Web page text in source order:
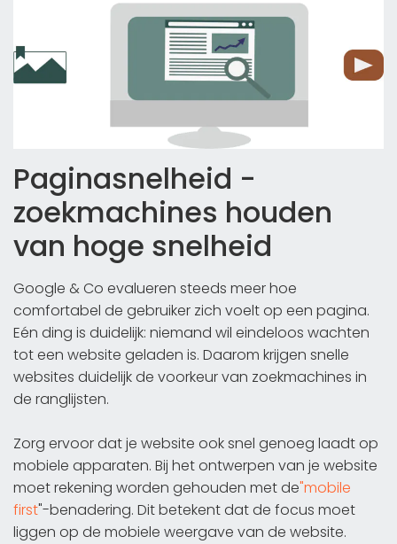
Paginasnelheid -
zoekmachines houden
van hoge snelheid
Google & Co evalueren steeds meer hoe
comfortabel de gebruiker zich voelt op een pagina.
Eén ding is duidelijk: niemand wil eindeloos wachten
tot een website geladen is. Daarom krijgen snelle
websites duidelijk de voorkeur van zoekmachines in
de ranglijsten.
Zorg ervoor dat je website ook snel genoeg laadt op
mobiele apparaten. Bij het ontwerpen van je website
moet rekening worden gehouden met de"mobile
first"-benadering. Dit betekent dat de focus moet
liggen op de mobiele weergave van de website.